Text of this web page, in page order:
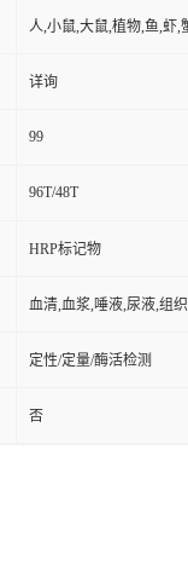
人,小鼠,大鼠,植物,鱼,虾,
详询
99
96T/48T
HRP标记物
血清,血浆,唾液,尿液,组
定性/定量/酶活检测
否